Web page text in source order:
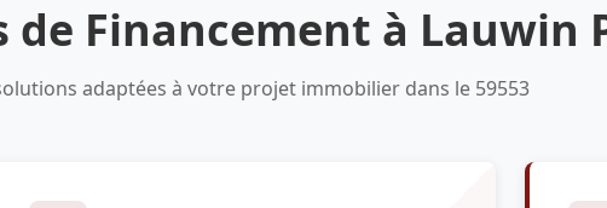
de Financement à Lauwin
adaptées à votre projet immobilier dans le 59553